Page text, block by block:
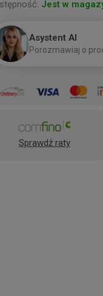
Jest w
Asystent AI
Porozmawiaj o pro
Sprawdź raty